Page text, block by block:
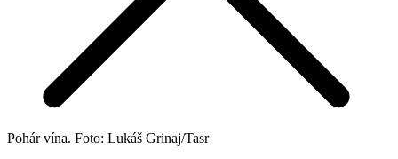
Pohár vína. Foto: Lukáš Grinaj/Tasr